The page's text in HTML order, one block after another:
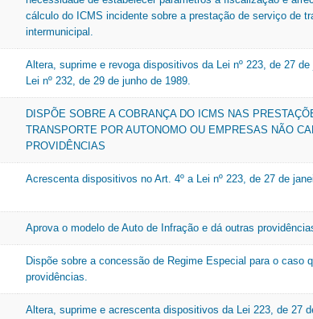
cálculo do ICMS incidente sobre a prestação de serviço de
intermunicipal.
Altera, suprime e revoga dispositivos da Lei nº 223, de 27
Lei nº 232, de 29 de junho de 1989.
DISPÕE SOBRE A COBRANÇA DO ICMS NAS
TRANSPORTE POR AUTONOMO OU EMPRESAS NÃO
PROVIDÊNCIAS
Acrescenta dispositivos no Art. 4º a Lei nº 223, de 27 de
Aprova o modelo de Auto de Infração e dá outras
Dispõe sobre a concessão de Regime Especial para o caso
providências.
Altera, suprime e acrescenta dispositivos da Lei 223, de 27